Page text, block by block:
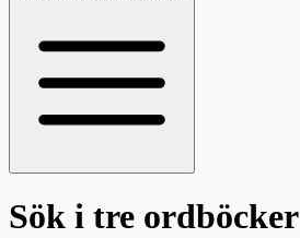
Sök i tre ordböcker